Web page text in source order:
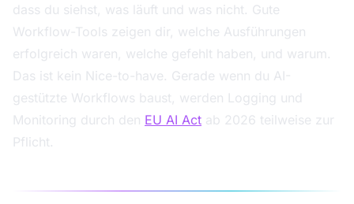
dass du siehst, was läuft und was nicht. Gute
Workflow-Tools zeigen dir, welche Ausführungen
erfolgreich waren, welche gefehlt haben, und warum.
Das ist kein Nice-to-have. Gerade wenn du AI-
gestützte Workflows baust, werden Logging und
Monitoring durch den EU AI Act ab 2026 teilweise zur
Pflicht.